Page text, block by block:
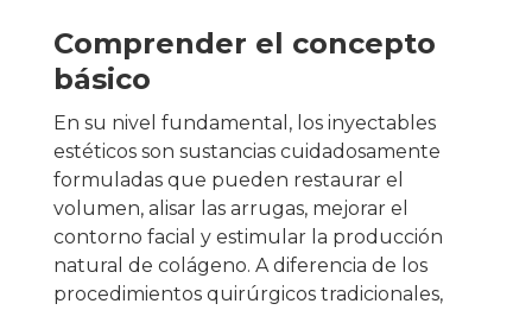
Comprender el concepto
básico
En su nivel fundamental, los inyectables
estéticos son sustancias cuidadosamente
formuladas que pueden restaurar el
volumen, alisar las arrugas, mejorar el
contorno facial y estimular la producción
natural de colágeno. A diferencia de los
procedimientos quirúrgicos tradicionales,